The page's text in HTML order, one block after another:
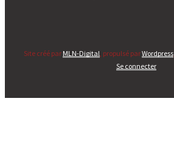
Site créé par MLN-Digital , propulsé parWordpress
Se connecter